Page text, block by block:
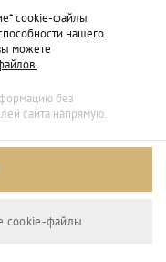
cookie-файлы
нашего
можете
без
сайта напрямую.
сookie-файлы